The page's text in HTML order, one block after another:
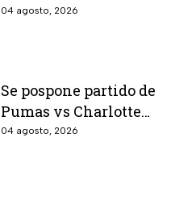
presea en los Juegos
04 agosto, 2026
Se pospone partido de
Pumas vs Charlotte
FC en el inicio de la
04 agosto, 2026